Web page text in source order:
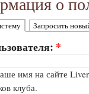
Запросить
*
имя на сайте
клуба.